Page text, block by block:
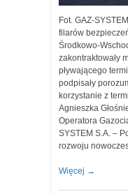
Fot. GAZ-
filarów
Środkowo-
zakontraktowały
pływającego
podpisały
korzystanie z
Agnieszka
Operatora
SYSTEM S.A. –
rozwoju
Więcej →